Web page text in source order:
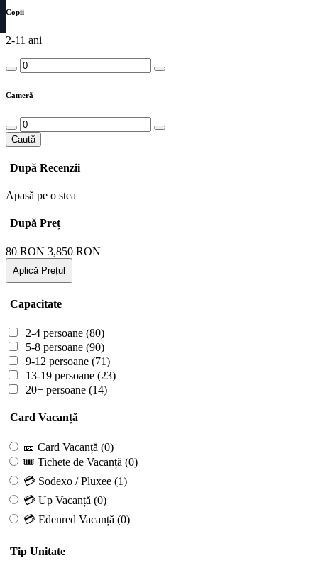
Copii
2-11 ani
Cameră
Caută
După Recenzii
Apasă pe o stea
După Preț
80 RON 3,850 RON
Aplică Prețul
Capacitate
2-4 persoane (80)
5-8 persoane (90)
9-12 persoane (71)
13-19 persoane (23)
20+ persoane (14)
Card Vacanță
🎫 Card Vacanță (0)
🎟 Tichete de Vacanță (0)
💳 Sodexo / Pluxee (1)
💳 Up Vacanță (0)
💳 Edenred Vacanță (0)
Tip Unitate